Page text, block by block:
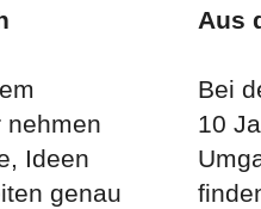
nehmen
Ideen
genau
Aus
Bei
10